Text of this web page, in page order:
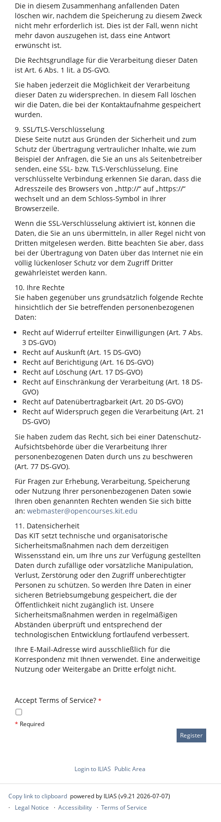
Die in diesem Zusammenhang anfallenden Daten
löschen wir, nachdem die Speicherung zu diesem Zweck
nicht mehr erforderlich ist. Dies ist der Fall, wenn nicht
mehr davon auszugehen ist, dass eine Antwort
erwünscht ist.
Die Rechtsgrundlage für die Verarbeitung dieser Daten
ist Art. 6 Abs. 1 lit. a DS-GVO.
Sie haben jederzeit die Möglichkeit der Verarbeitung
dieser Daten zu widersprechen. In diesem Fall löschen
wir die Daten, die bei der Kontaktaufnahme gespeichert
wurden.
9. SSL/TLS-Verschlüsselung
Diese Seite nutzt aus Gründen der Sicherheit und zum
Schutz der Übertragung vertraulicher Inhalte, wie zum
Beispiel der Anfragen, die Sie an uns als Seitenbetreiber
senden, eine SSL- bzw. TLS-Verschlüsselung. Eine
verschlüsselte Verbindung erkennen Sie daran, dass die
Adresszeile des Browsers von „http://“ auf „https://“
wechselt und an dem Schloss-Symbol in Ihrer
Browserzeile.
Wenn die SSL-Verschlüsselung aktiviert ist, können die
Daten, die Sie an uns übermitteln, in aller Regel nicht von
Dritten mitgelesen werden. Bitte beachten Sie aber, dass
bei der Übertragung von Daten über das Internet nie ein
völlig lückenloser Schutz vor dem Zugriff Dritter
gewährleistet werden kann.
10. Ihre Rechte
Sie haben gegenüber uns grundsätzlich folgende Rechte
hinsichtlich der Sie betreffenden personenbezogenen
Daten:
Recht auf Widerruf erteilter Einwilligungen (Art. 7 Abs.
3 DS-GVO)
Recht auf Auskunft (Art. 15 DS-GVO)
Recht auf Berichtigung (Art. 16 DS-GVO)
Recht auf Löschung (Art. 17 DS-GVO)
Recht auf Einschränkung der Verarbeitung (Art. 18 DS-
GVO)
Recht auf Datenübertragbarkeit (Art. 20 DS-GVO)
Recht auf Widerspruch gegen die Verarbeitung (Art. 21
DS-GVO)
Sie haben zudem das Recht, sich bei einer Datenschutz-
Aufsichtsbehörde über die Verarbeitung Ihrer
personenbezogenen Daten durch uns zu beschweren
(Art. 77 DS-GVO).
Für Fragen zur Erhebung, Verarbeitung, Speicherung
oder Nutzung Ihrer personenbezogenen Daten sowie
Ihren oben genannten Rechten wenden Sie sich bitte
an: webmaster@opencourses.kit.edu
11. Datensicherheit
Das KIT setzt technische und organisatorische
Sicherheitsmaßnahmen nach dem derzeitigen
Wissensstand ein, um Ihre uns zur Verfügung gestellten
Daten durch zufällige oder vorsätzliche Manipulation,
Verlust, Zerstörung oder den Zugriff unberechtigter
Personen zu schützen. So werden Ihre Daten in einer
sicheren Betriebsumgebung gespeichert, die der
Öffentlichkeit nicht zugänglich ist. Unsere
Sicherheitsmaßnahmen werden in regelmäßigen
Abständen überprüft und entsprechend der
technologischen Entwicklung fortlaufend verbessert.
Ihre E-Mail-Adresse wird ausschließlich für die
Korrespondenz mit Ihnen verwendet. Eine anderweitige
Nutzung oder Weitergabe an Dritte erfolgt nicht.
Accept Terms of Service? *
* Required
Login to ILIAS Public Area
Copy link to clipboard powered by ILIAS (v9.21 2026-07-07)
Legal Notice
Accessibility Terms of Service